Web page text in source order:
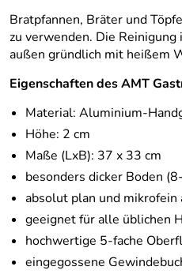
Bratpfannen, Bräter und
zu verwenden. Die
außen gründlich mit heißem
Eigenschaften des AMT
Material: Aluminium-
Höhe: 2 cm
Maße (LxB): 37 x 33 cm
besonders dicker Boden
absolut plan und
geeignet für alle üblichen
hochwertige 5-fache
eingegossene